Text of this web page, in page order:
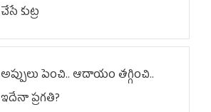
చేసే కుట్ర‌
అప్పులు పెంచి.. ఆదాయం తగ్గించి..
ఇదేనా ప్రగతి?